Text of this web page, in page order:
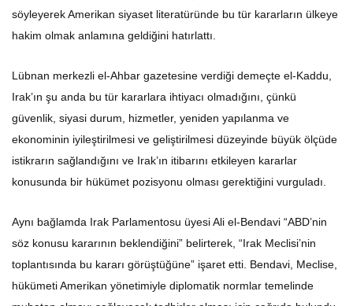
söyleyerek Amerikan siyaset literatüründe bu tür kararların ülkeye
hakim olmak anlamına geldiğini hatırlattı.
Lübnan merkezli el-Ahbar gazetesine verdiği demeçte el-Kaddu,
Irak’ın şu anda bu tür kararlara ihtiyacı olmadığını, çünkü
güvenlik, siyasi durum, hizmetler, yeniden yapılanma ve
ekonominin iyileştirilmesi ve geliştirilmesi düzeyinde büyük ölçüde
istikrarın sağlandığını ve Irak’ın itibarını etkileyen kararlar
konusunda bir hükümet pozisyonu olması gerektiğini vurguladı.
Aynı bağlamda Irak Parlamentosu üyesi Ali el-Bendavi “ABD’nin
söz konusu kararının beklendiğini” belirterek, “Irak Meclisi’nin
toplantısında bu kararı görüştüğüne” işaret etti. Bendavi, Meclise,
hükümeti Amerikan yönetimiyle diplomatik normlar temelinde